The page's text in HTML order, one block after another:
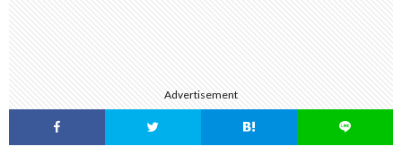
Advertisement